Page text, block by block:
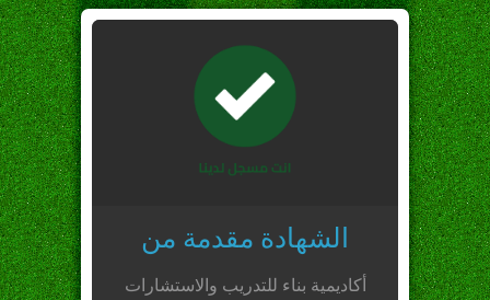
الشهادة مقدمة من
أكاديمية بناء للتدريب والاستشارات